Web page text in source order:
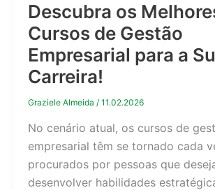
Descubra os
Cursos de Gestão
Empresarial para a
Carreira!
Graziele Almeida / 11.02.2026
No cenário atual, os cursos de
empresarial têm se tornado cada
procurados por pessoas que
desenvolver habilidades